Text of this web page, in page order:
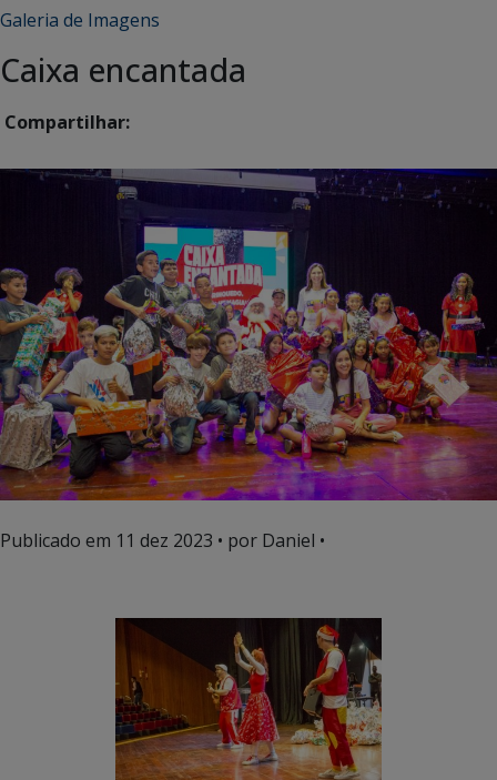
Galeria de Imagens
Caixa encantada
Compartilhar:
Publicado em 11 dez 2023 • por Daniel •